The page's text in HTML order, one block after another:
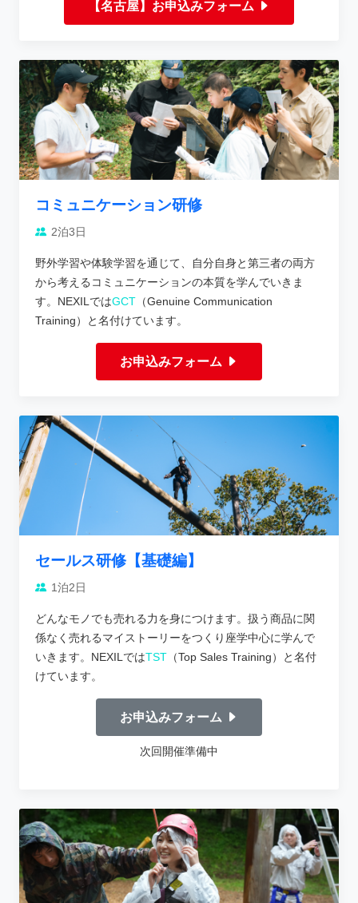
【名古屋】お申込みフォーム
コミュニケーション研修
2泊3日
野外学習や体験学習を通じて、自分自身と第三者の両方
から考えるコミュニケーションの本質を学んでいきま
す。NEXILではGCT （Genuine Communication
Training）と名付けています。
お申込みフォーム
セールス研修【基礎編】
1泊2日
どんなモノでも売れる力を身につけます。扱う商品に関
係なく売れるマイストーリーをつくり座学中心に学んで
いきます。NEXILではTST （Top Sales Training）と名付
けています。
お申込みフォーム
次回開催準備中